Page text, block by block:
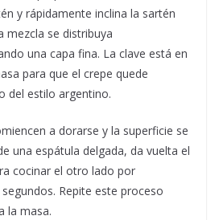
y rápidamente inclina la sartén
mezcla se distribuya
una capa fina. La clave está en
para que el crepe quede
del estilo argentino.
a dorarse y la superficie se
una espátula delgada, da vuelta el
cocinar el otro lado por
Repite este proceso
la masa.